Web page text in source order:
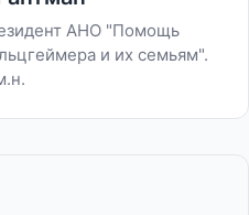
АНО "Помощь
и их семьям".